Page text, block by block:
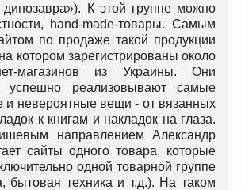
динозавра»). К этой группе можно
hand-made-товары. Самым
по продаже такой продукции
котором зарегистрированы около
магазинов из Украины. Они
успешно реализовывают самые
и невероятные вещи - от вязанных
к книгам и накладок на глаза.
направлением Александр
сайты одного товара, которые
одной товарной группе
бытовая техника и т.д.). На таком